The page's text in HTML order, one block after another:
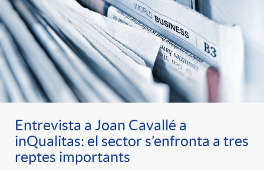
Entrevista a Joan Cavallé a
inQualitas: el sector s’enfronta a tres
reptes importants